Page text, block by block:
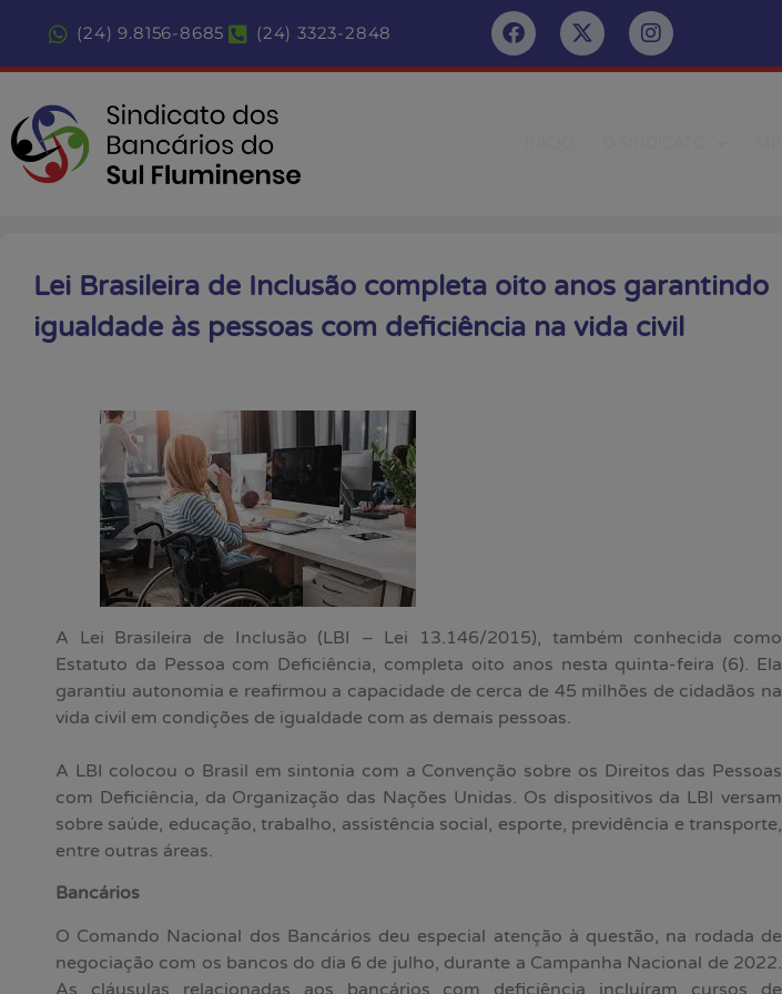
(24) 9.8156-8685 (24) 3323-2848
Lei Brasileira de Inclusão completa oito anos garantindo
igualdade às pessoas com deficiência na vida civil
A Lei Brasileira de Inclusão (LBI – Lei 13.146/2015), também conhecida como
Estatuto da Pessoa com Deficiência, completa oito anos nesta quinta-feira (6). Ela
garantiu autonomia e reafirmou a capacidade de cerca de 45 milhões de cidadãos na
vida civil em condições de igualdade com as demais pessoas.
A LBI colocou o Brasil em sintonia com a Convenção sobre os Direitos das Pessoas
com Deficiência, da Organização das Nações Unidas. Os dispositivos da LBI versam
sobre saúde, educação, trabalho, assistência social, esporte, previdência e transporte,
entre outras áreas.
Bancários
O Comando Nacional dos Bancários deu especial atenção à questão, na rodada de
negociação com os bancos do dia 6 de julho, durante a Campanha Nacional de 2022.
As cláusulas relacionadas aos bancários com deficiência incluíram cursos de